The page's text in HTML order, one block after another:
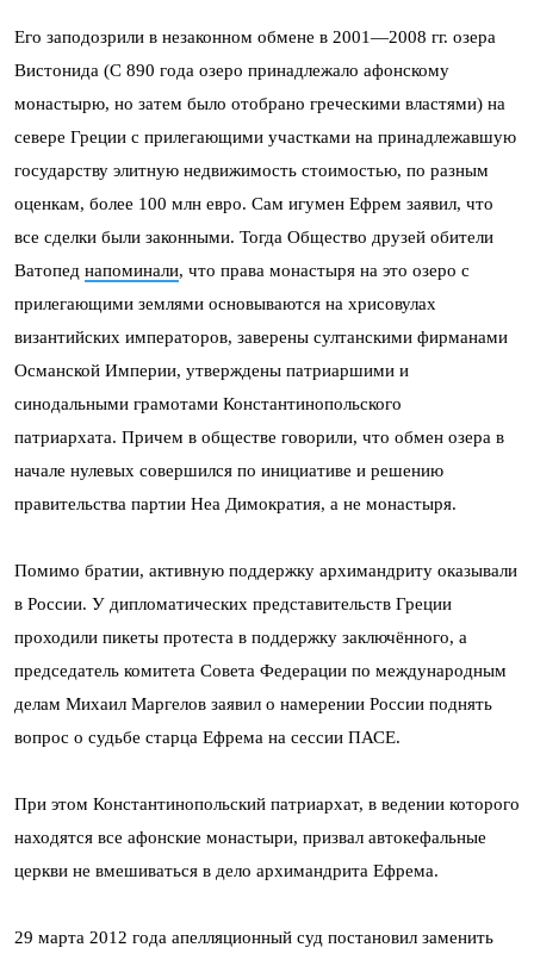
Его заподозрили в незаконном обмене в 2001—2008 гг. озера
Вистонида (С 890 года озеро принадлежало афонскому
монастырю, но затем было отобрано греческими властями) на
севере Греции с прилегающими участками на принадлежавшую
государству элитную недвижимость стоимостью, по разным
оценкам, более 100 млн евро. Сам игумен Ефрем заявил, что
все сделки были законными. Тогда Общество друзей обители
Ватопед напоминали, что права монастыря на это озеро с
прилегающими землями основываются на хрисовулах
византийских императоров, заверены султанскими фирманами
Османской Империи, утверждены патриаршими и
синодальными грамотами Константинопольского
патриархата. Причем в обществе говорили, что обмен озера в
начале нулевых совершился по инициативе и решению
правительства партии Неа Димократия, а не монастыря.
Помимо братии, активную поддержку архимандриту оказывали
в России. У дипломатических представительств Греции
проходили пикеты протеста в поддержку заключённого, а
председатель комитета Совета Федерации по международным
делам Михаил Маргелов заявил о намерении России поднять
вопрос о судьбе старца Ефрема на сессии ПАСЕ.
При этом Константинопольский патриархат, в ведении которого
находятся все афонские монастыри, призвал автокефальные
церкви не вмешиваться в дело архимандрита Ефрема.
29 марта 2012 года апелляционный суд постановил заменить